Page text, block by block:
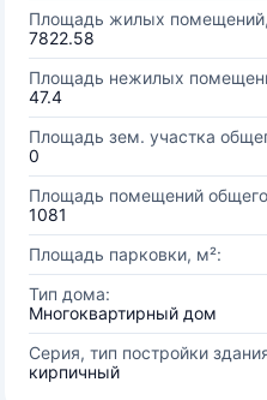
Площадь жилых
7822.58
Площадь нежилых
47.4
Площадь зем. участка
0
Площадь помещений
1081
Площадь парковки, м²:
Тип дома:
Многоквартирный дом
Серия, тип постройки
кирпичный